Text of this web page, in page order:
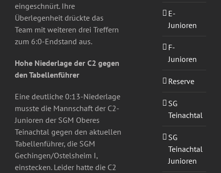
eingeschnürt. Ihre
Überlegenheit drückte das
Team mit weiteren drei Treffern
zum 6:0-Endstand aus.
Hohe Niederlage der C2 gegen
den Tabellenführer
Eine deutliche 0:13-Niederlage
musste die Mannschaft der C2-
Junioren der SGM Oberes
Teinachtal gegen den aktuellen
Tabellenführer, die SGM
Gechingen/Ostelsheim I,
einstecken. Leider hatte die C2
E-
Junioren
F-
Junioren
Reserve
SG
Teinachtal
SG
Teinachtal
Junioren